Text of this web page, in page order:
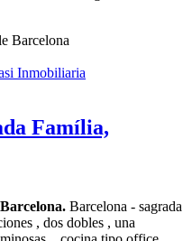
Família,
Barcelona - sagrada
, dos dobles , una